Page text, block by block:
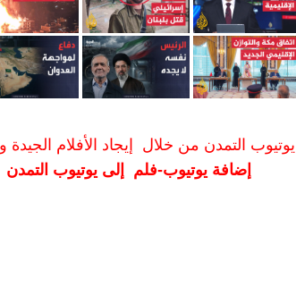
التمدن من خلال إيجاد الأفلام الجيدة
إضافة يوتيوب-فلم إلى يوتيوب التمدن